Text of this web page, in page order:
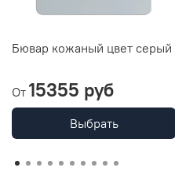
Бювар кожаный цвет серый
От 15355 руб
Выбрать